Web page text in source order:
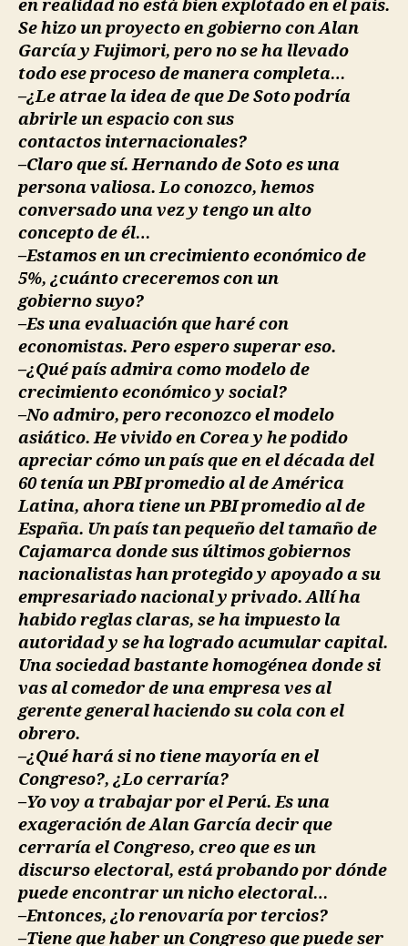
en realidad no está bien explotado en el país.
Se hizo un proyecto en gobierno con Alan
García y Fujimori, pero no se ha llevado
todo ese proceso de manera completa…
–¿Le atrae la idea de que De Soto podría
abrirle un espacio con sus
contactos internacionales?
–Claro que sí. Hernando de Soto es una
persona valiosa. Lo conozco, hemos
conversado una vez y tengo un alto
concepto de él…
–Estamos en un crecimiento económico de
5%, ¿cuánto creceremos con un
gobierno suyo?
–Es una evaluación que haré con
economistas. Pero espero superar eso.
–¿Qué país admira como modelo de
crecimiento económico y social?
–No admiro, pero reconozco el modelo
asiático. He vivido en Corea y he podido
apreciar cómo un país que en el década del
60 tenía un PBI promedio al de América
Latina, ahora tiene un PBI promedio al de
España. Un país tan pequeño del tamaño de
Cajamarca donde sus últimos gobiernos
nacionalistas han protegido y apoyado a su
empresariado nacional y privado. Allí ha
habido reglas claras, se ha impuesto la
autoridad y se ha logrado acumular capital.
Una sociedad bastante homogénea donde si
vas al comedor de una empresa ves al
gerente general haciendo su cola con el
obrero.
–¿Qué hará si no tiene mayoría en el
Congreso?, ¿Lo cerraría?
–Yo voy a trabajar por el Perú. Es una
exageración de Alan García decir que
cerraría el Congreso, creo que es un
discurso electoral, está probando por dónde
puede encontrar un nicho electoral…
–Entonces, ¿lo renovaría por tercios?
–Tiene que haber un Congreso que puede ser